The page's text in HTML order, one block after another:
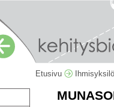
Etusivu